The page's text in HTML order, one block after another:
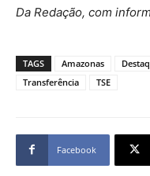
Da Redação, com
TAGS Amazonas
Transferência
TSE
Facebook